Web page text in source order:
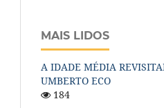
MAIS LIDOS
A IDADE MÉDIA
UMBERTO ECO
184